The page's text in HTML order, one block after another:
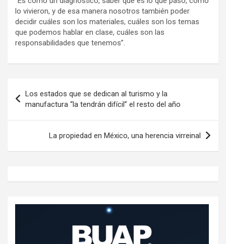
lo vivieron, y de esa manera nosotros también poder
decidir cuáles son los materiales, cuáles son los temas
que podemos hablar en clase, cuáles son las
responsabilidades que tenemos”.
de
entradas
Los estados que se dedican al turismo y la
manufactura “la tendrán difícil” el resto del año
La propiedad en México, una herencia virreinal